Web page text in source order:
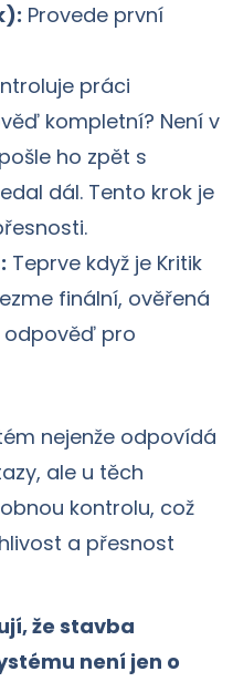
Provede první
práci
kompletní? Není v
ho zpět s
dál. Tento krok je
Teprve když je Kritik
finální, ověřená
odpověď pro
nejenže odpovídá
ale u těch
kontrolu, což
a přesnost
že stavba
není jen o